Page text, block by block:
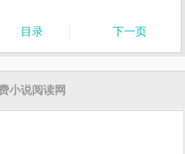
目录 下一页
小说阅读网